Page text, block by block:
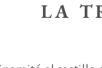
LA